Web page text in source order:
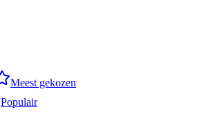
Meest gekozen
Populair